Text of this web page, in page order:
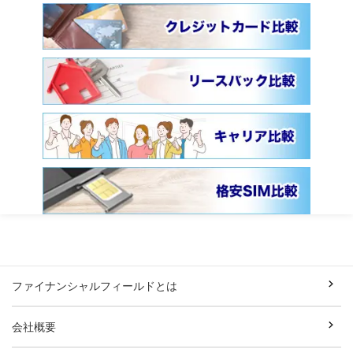
ファイナンシャルフィールドとは
会社概要